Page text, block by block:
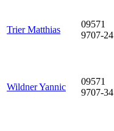
Trier Matthias
09571
9707-24
Wildner Yannic
09571
9707-34